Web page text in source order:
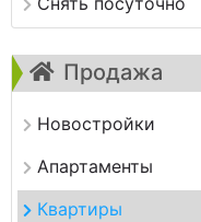
Продажа
Новостройки
Апартаменты
Квартиры